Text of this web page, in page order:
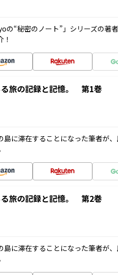
の“秘密のノート”」シリーズの著
旅の記録と記憶。 第1巻
島に滞在することになった筆者が
旅の記録と記憶。 第2巻
島に滞在することになった筆者が